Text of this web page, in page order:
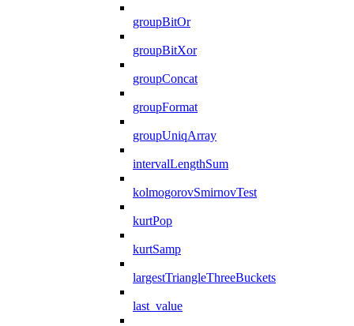
groupBitOr
groupBitXor
groupConcat
groupFormat
groupUniqArray
intervalLengthSum
kolmogorovSmirnovTest
kurtPop
kurtSamp
largestTriangleThreeBuckets
last_value